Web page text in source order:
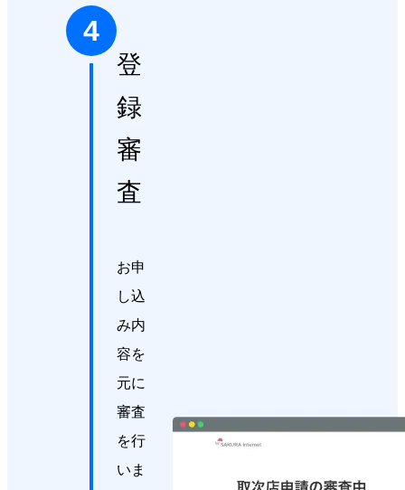
4
登
録
審
査
お申
し込
み内
容を
元に
審査
を行
いま